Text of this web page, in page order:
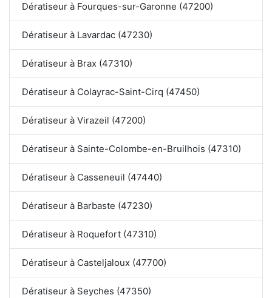
Dératiseur à Fourques-sur-Garonne (47200)
Dératiseur à Lavardac (47230)
Dératiseur à Brax (47310)
Dératiseur à Colayrac-Saint-Cirq (47450)
Dératiseur à Virazeil (47200)
Dératiseur à Sainte-Colombe-en-Bruilhois (47310)
Dératiseur à Casseneuil (47440)
Dératiseur à Barbaste (47230)
Dératiseur à Roquefort (47310)
Dératiseur à Casteljaloux (47700)
Dératiseur à Seyches (47350)